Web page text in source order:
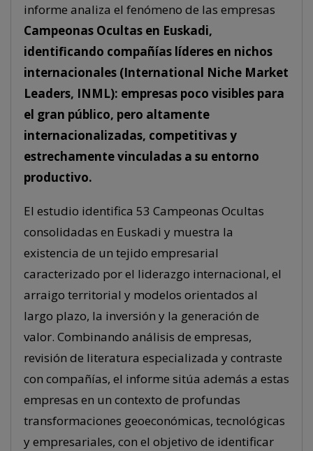
informe analiza el fenómeno de las empresas
Campeonas Ocultas en Euskadi,
identificando compañías líderes en nichos
internacionales (International Niche Market
Leaders, INML): empresas poco visibles para
el gran público, pero altamente
internacionalizadas, competitivas y
estrechamente vinculadas a su entorno
productivo.
El estudio identifica 53 Campeonas Ocultas
consolidadas en Euskadi y muestra la
existencia de un tejido empresarial
caracterizado por el liderazgo internacional, el
arraigo territorial y modelos orientados al
largo plazo, la inversión y la generación de
valor. Combinando análisis de empresas,
revisión de literatura especializada y contraste
con compañías, el informe sitúa además a estas
empresas en un contexto de profundas
transformaciones geoeconómicas, tecnológicas
y empresariales, con el objetivo de identificar